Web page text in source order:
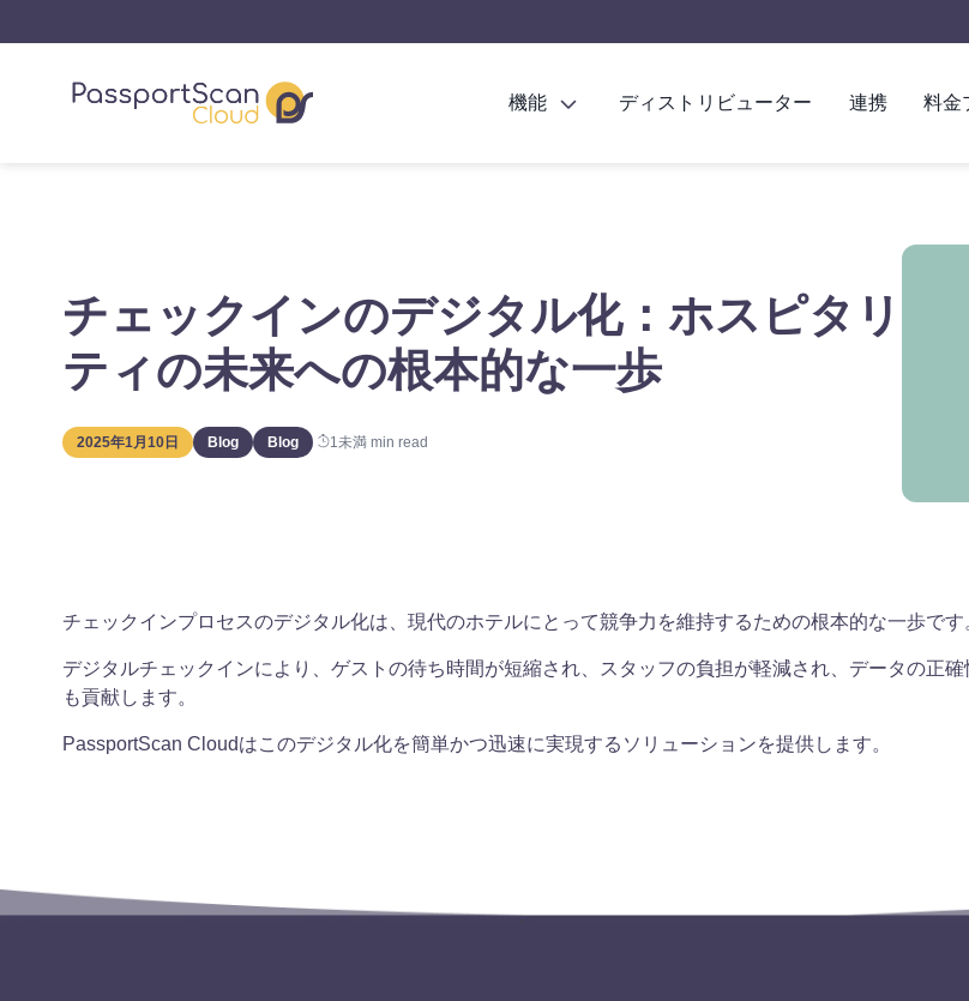
機能 ディストリビューター 連携 料金
チェックインのデジタル化：ホスピタリ
ティの未来への根本的な一歩
2025年1月10日 Blog Blog 1未満 min read
チェックインプロセスのデジタル化は、現代のホテルにとって競争力を維持するための根本的な一歩です
デジタルチェックインにより、ゲストの待ち時間が短縮され、スタッフの負担が軽減され、データの正
も貢献します。
PassportScan Cloudはこのデジタル化を簡単かつ迅速に実現するソリューションを提供します。